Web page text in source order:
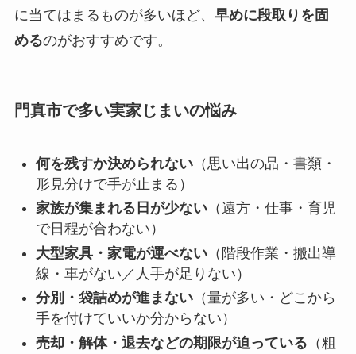
に当てはまるものが多いほど、 早めに段取りを固
めるのがおすすめです。
門真市で多い実家じまいの悩み
何を残すか決められない（思い出の品・書類・
形見分けで手が止まる）
家族が集まれる日が少ない（遠方・仕事・育児
で日程が合わない）
大型家具・家電が運べない（階段作業・搬出導
線・車がない／人手が足りない）
分別・袋詰めが進まない（量が多い・どこから
手を付けていいか分からない）
売却・解体・退去などの期限が迫っている （粗